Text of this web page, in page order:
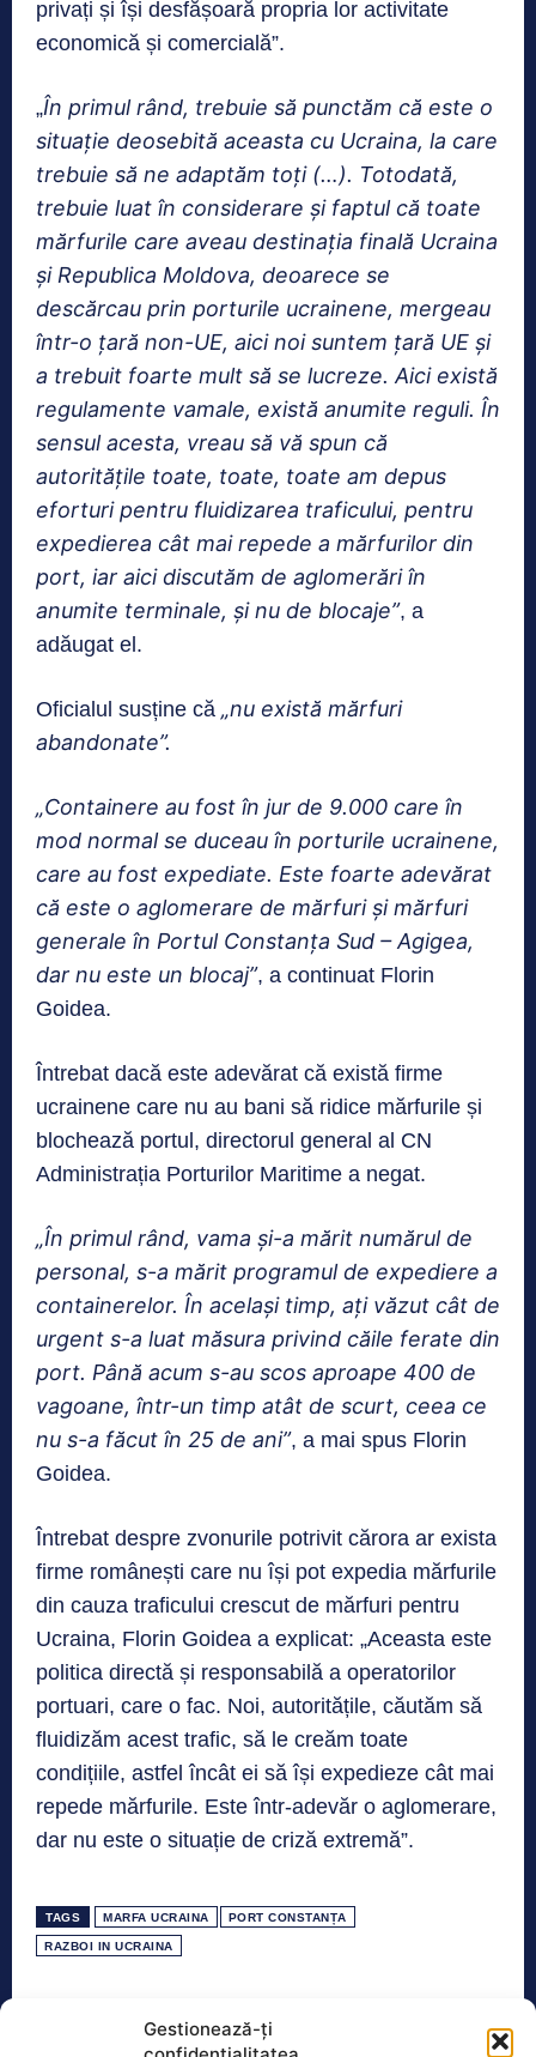
Gestionează-ți
privați și își desfășoară propria lor activitate
economică și comercială”.
„În primul rând, trebuie să punctăm că este o
situație deosebită aceasta cu Ucraina, la care
trebuie să ne adaptăm toți (…). Totodată,
trebuie luat în considerare și faptul că toate
mărfurile care aveau destinația finală Ucraina
și Republica Moldova, deoarece se
descărcau prin porturile ucrainene, mergeau
într-o țară non-UE, aici noi suntem țară UE și
a trebuit foarte mult să se lucreze. Aici există
regulamente vamale, există anumite reguli. În
sensul acesta, vreau să vă spun că
autoritățile toate, toate, toate am depus
eforturi pentru fluidizarea traficului, pentru
expedierea cât mai repede a mărfurilor din
port, iar aici discutăm de aglomerări în
anumite terminale, și nu de blocaje”, a
adăugat el.
Oficialul susține că „nu există mărfuri
abandonate”.
„Containere au fost în jur de 9.000 care în
mod normal se duceau în porturile ucrainene,
care au fost expediate. Este foarte adevărat
că este o aglomerare de mărfuri și mărfuri
generale în Portul Constanța Sud – Agigea,
dar nu este un blocaj”, a continuat Florin
Goidea.
Întrebat dacă este adevărat că există firme
ucrainene care nu au bani să ridice mărfurile și
blochează portul, directorul general al CN
Administrația Porturilor Maritime a negat.
„În primul rând, vama și-a mărit numărul de
personal, s-a mărit programul de expediere a
containerelor. În același timp, ați văzut cât de
urgent s-a luat măsura privind căile ferate din
port. Până acum s-au scos aproape 400 de
vagoane, într-un timp atât de scurt, ceea ce
nu s-a făcut în 25 de ani”, a mai spus Florin
Goidea.
Întrebat despre zvonurile potrivit cărora ar exista
firme românești care nu își pot expedia mărfurile
din cauza traficului crescut de mărfuri pentru
Ucraina, Florin Goidea a explicat: „Aceasta este
politica directă și responsabilă a operatorilor
portuari, care o fac. Noi, autoritățile, căutăm să
fluidizăm acest trafic, să le creăm toate
condițiile, astfel încât ei să își expedieze cât mai
repede mărfurile. Este într-adevăr o aglomerare,
dar nu este o situație de criză extremă”.
TAGS MARFA UCRAINA PORT CONSTANȚA
RAZBOI IN UCRAINA